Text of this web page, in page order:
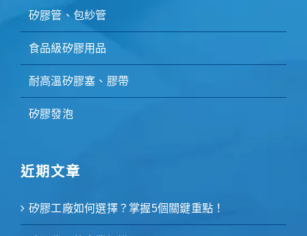
矽膠管、包紗管
食品級矽膠用品
耐高溫矽膠塞、膠帶
矽膠發泡
近期文章
矽膠工廠如何選擇？掌握5個關鍵重點！